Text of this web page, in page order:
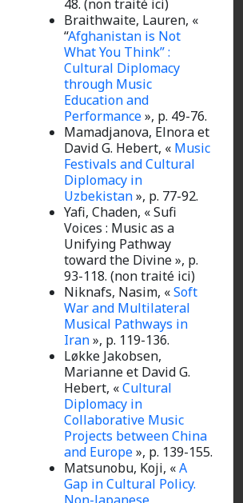
48. (non traité ici)
Braithwaite, Lauren, «
“Afghanistan is Not
What You Think” :
Cultural Diplomacy
through Music
Education and
Performance», p. 49-76.
Mamadjanova, Elnora et
David G. Hebert, « Music
Festivals and Cultural
Diplomacy in
Uzbekistan», p. 77-92.
Yafi, Chaden, « Sufi
Voices : Music as a
Unifying Pathway
toward the Divine », p.
93-118. (non traité ici)
Niknafs, Nasim, «Soft
War and Multilateral
Musical Pathways in
Iran», p. 119-136.
Løkke Jakobsen,
Marianne et David G.
Hebert, «Cultural
Diplomacy in
Collaborative Music
Projects between China
and Europe», p. 139-155.
Matsunobu, Koji, «A
Gap in Cultural Policy.